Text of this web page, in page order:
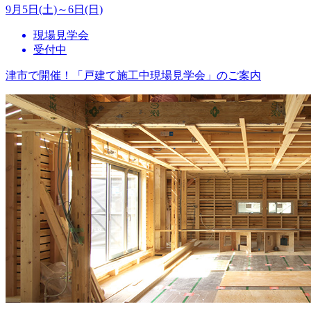
9月5日(土)～6日(日)
現場見学会
受付中
津市で開催！「戸建て施工中現場見学会」のご案内